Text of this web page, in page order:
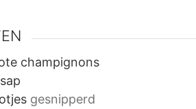
champignons
gesnipperd